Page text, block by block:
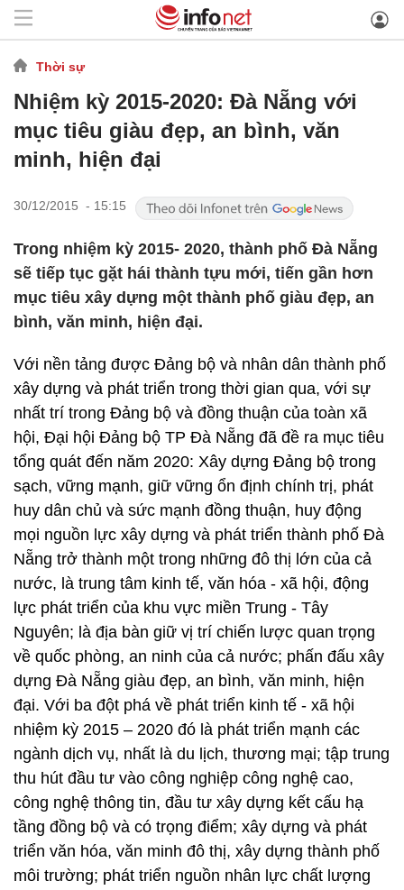
Thời sự
Nhiệm kỳ 2015-2020: Đà Nẵng với
mục tiêu giàu đẹp, an bình, văn
minh, hiện đại
30/12/2015 - 15:15
Trong nhiệm kỳ 2015- 2020, thành phố Đà Nẵng
sẽ tiếp tục gặt hái thành tựu mới, tiến gần hơn
mục tiêu xây dựng một thành phố giàu đẹp, an
bình, văn minh, hiện đại.
Với nền tảng được Đảng bộ và nhân dân thành phố
xây dựng và phát triển trong thời gian qua, với sự
nhất trí trong Đảng bộ và đồng thuận của toàn xã
hội, Đại hội Đảng bộ TP Đà Nẵng đã đề ra mục tiêu
tổng quát đến năm 2020: Xây dựng Đảng bộ trong
sạch, vững mạnh, giữ vững ổn định chính trị, phát
huy dân chủ và sức mạnh đồng thuận, huy động
mọi nguồn lực xây dựng và phát triển thành phố Đà
Nẵng trở thành một trong những đô thị lớn của cả
nước, là trung tâm kinh tế, văn hóa - xã hội, động
lực phát triển của khu vực miền Trung - Tây
Nguyên; là địa bàn giữ vị trí chiến lược quan trọng
về quốc phòng, an ninh của cả nước; phấn đấu xây
dựng Đà Nẵng giàu đẹp, an bình, văn minh, hiện
đại. Với ba đột phá về phát triển kinh tế - xã hội
nhiệm kỳ 2015 – 2020 đó là phát triển mạnh các
ngành dịch vụ, nhất là du lịch, thương mại; tập trung
thu hút đầu tư vào công nghiệp công nghệ cao,
công nghệ thông tin, đầu tư xây dựng kết cấu hạ
tầng đồng bộ và có trọng điểm; xây dựng và phát
triển văn hóa, văn minh đô thị, xây dựng thành phố
môi trường; phát triển nguồn nhân lực chất lượng